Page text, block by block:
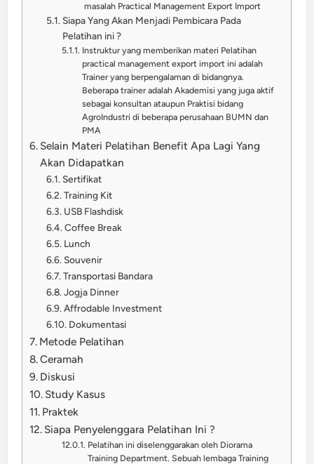
masalah Practical Management Export Import
Siapa Yang Akan Menjadi Pembicara Pada
Pelatihan ini ?
Instruktur yang memberikan materi Pelatihan
practical management export import ini adalah
Trainer yang berpengalaman di bidangnya.
Beberapa trainer adalah Akademisi yang juga aktif
sebagai konsultan ataupun Praktisi bidang
AgroIndustri di beberapa perusahaan BUMN dan
PMA
Selain Materi Pelatihan Benefit Apa Lagi Yang
Akan Didapatkan
Sertifikat
Training Kit
USB Flashdisk
Coffee Break
Lunch
Souvenir
Transportasi Bandara
Jogja Dinner
Affrodable Investment
Dokumentasi
Metode Pelatihan
Ceramah
Diskusi
Study Kasus
Praktek
Siapa Penyelenggara Pelatihan Ini ?
Pelatihan ini diselenggarakan oleh Diorama
Training Department. Sebuah lembaga Training